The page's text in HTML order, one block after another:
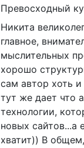
Превосходный
Никита
главное,
мыслительных
хорошо
сам автор хоть
тут же дает что
технологии,
новых сайтов...а
хватит)) В